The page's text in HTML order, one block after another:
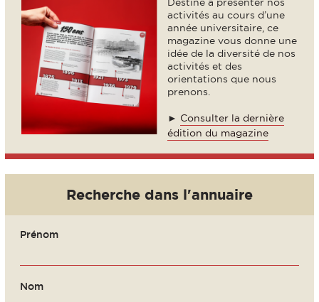
Destiné à présenter nos
activités au cours d’une
année universitaire, ce
magazine vous donne une
idée de la diversité de nos
activités et des
orientations que nous
prenons.
► Consulter la dernière
édition du magazine
Recherche dans l'annuaire
Prénom
Nom